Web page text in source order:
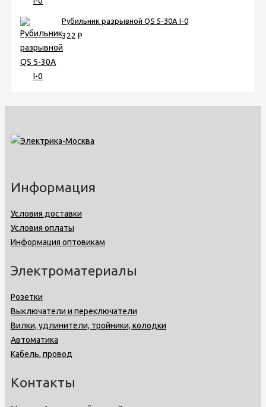
Рубильник разрывной QS 5-30A I-0
322 Р
Информация
Условия доставки
Условия оплаты
Информация оптовикам
Электроматериалы
Розетки
Выключатели и переключатели
Вилки, удлинители, тройники, колодки
Автоматика
Кабель, провод
Контакты